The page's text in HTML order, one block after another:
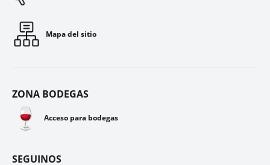
Mapa del sitio
ZONA BODEGAS
🍷 Acceso para bodegas
SEGUINOS